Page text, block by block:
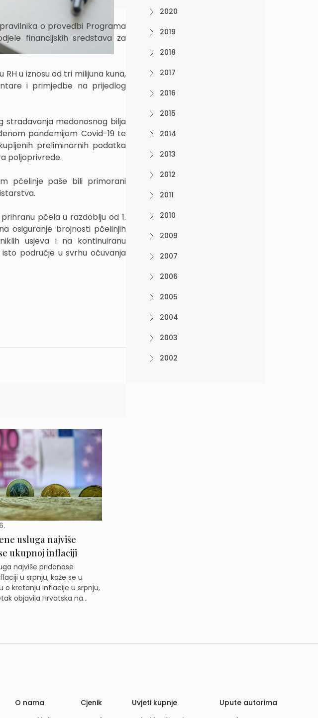
o provedbi Programa
financijskih sredstava za
u iznosu od tri milijuna kuna,
i primjedbe na prijedlog
stradavanja medonosnog bilja
pandemijom Covid-19 te
preliminarnih podatka
poljoprivrede.
pčelinje paše bili primorani
pčela u razdoblju od 1.
osiguranje brojnosti pčelinjih
usjeva i na kontinuiranu
područje u svrhu očuvanja
usluga najviše
ukupnoj inflaciji
najviše pridonose
u srpnju, kaže se u
o kretanju inflacije u srpnju,
objavila Hrvatska na...
2020
2019
2018
2017
2016
2015
2014
2013
2012
2011
2010
2009
2007
2006
2005
2004
2003
2002
O nama
Cjenik
Uvjeti kupnje
Upute autorima